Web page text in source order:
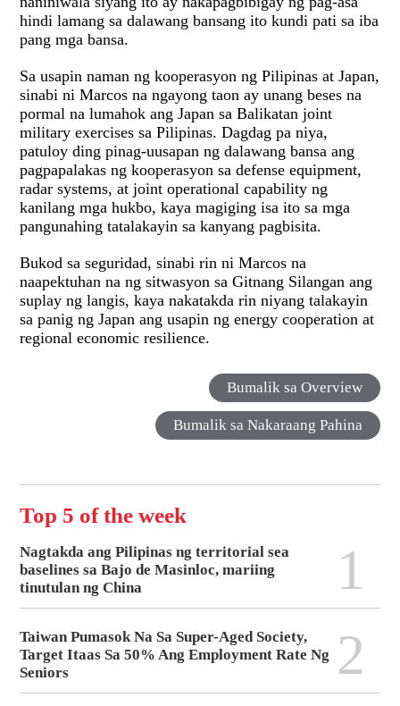
hindi lamang sa dalawang bansang ito kundi pati sa iba
pang mga bansa.
Sa usapin naman ng kooperasyon ng Pilipinas at Japan,
sinabi ni Marcos na ngayong taon ay unang beses na
pormal na lumahok ang Japan sa Balikatan joint
military exercises sa Pilipinas. Dagdag pa niya,
patuloy ding pinag-uusapan ng dalawang bansa ang
pagpapalakas ng kooperasyon sa defense equipment,
radar systems, at joint operational capability ng
kanilang mga hukbo, kaya magiging isa ito sa mga
pangunahing tatalakayin sa kanyang pagbisita.
Bukod sa seguridad, sinabi rin ni Marcos na
naapektuhan na ng sitwasyon sa Gitnang Silangan ang
suplay ng langis, kaya nakatakda rin niyang talakayin
sa panig ng Japan ang usapin ng energy cooperation at
regional economic resilience.
Bumalik sa Overview
Bumalik sa Nakaraang Pahina
Top 5 of the week
Nagtakda ang Pilipinas ng territorial sea
baselines sa Bajo de Masinloc, mariing
tinutulan ng China
1
Taiwan Pumasok Na Sa Super-Aged Society,
Target Itaas Sa 50% Ang Employment Rate Ng
Seniors
2